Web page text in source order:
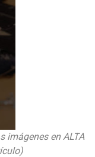
imágenes en ALTA